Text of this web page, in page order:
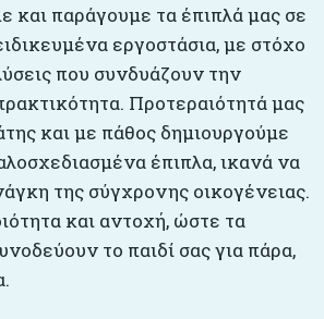
και παράγουμε τα έπιπλά μας σε
εργοστάσια, με στόχο
που συνδυάζουν την
Προτεραιότητά μας
και με πάθος δημιουργούμε
έπιπλα, ικανά να
της σύγχρονης οικογένειας.
και αντοχή, ώστε τα
το παιδί σας για πάρα,